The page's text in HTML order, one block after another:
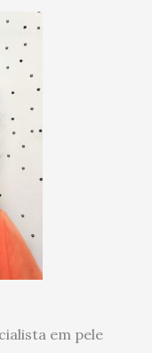
em pele